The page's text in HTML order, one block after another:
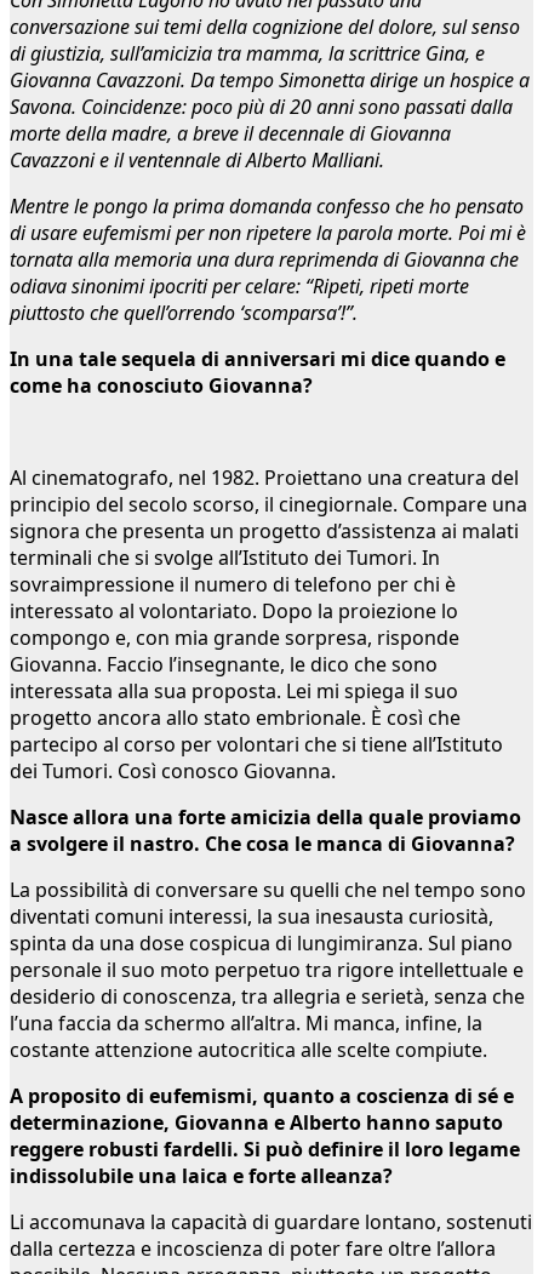
conversazione sui temi della cognizione del dolore, sul senso
di giustizia, sull’amicizia tra mamma, la scrittrice Gina, e
Giovanna Cavazzoni. Da tempo Simonetta dirige un hospice a
Savona. Coincidenze: poco più di 20 anni sono passati dalla
morte della madre, a breve il decennale di Giovanna
Cavazzoni e il ventennale di Alberto Malliani.
Mentre le pongo la prima domanda confesso che ho pensato
di usare eufemismi per non ripetere la parola morte. Poi mi è
tornata alla memoria una dura reprimenda di Giovanna che
odiava sinonimi ipocriti per celare: “Ripeti, ripeti morte
piuttosto che quell’orrendo ‘scomparsa’!”.
In una tale sequela di anniversari mi dice quando e
come ha conosciuto Giovanna?
Al cinematografo, nel 1982. Proiettano una creatura del
principio del secolo scorso, il cinegiornale. Compare una
signora che presenta un progetto d’assistenza ai malati
terminali che si svolge all’Istituto dei Tumori. In
sovraimpressione il numero di telefono per chi è
interessato al volontariato. Dopo la proiezione lo
compongo e, con mia grande sorpresa, risponde
Giovanna. Faccio l’insegnante, le dico che sono
interessata alla sua proposta. Lei mi spiega il suo
progetto ancora allo stato embrionale. È così che
partecipo al corso per volontari che si tiene all’Istituto
dei Tumori. Così conosco Giovanna.
Nasce allora una forte amicizia della quale proviamo
a svolgere il nastro. Che cosa le manca di Giovanna?
La possibilità di conversare su quelli che nel tempo sono
diventati comuni interessi, la sua inesausta curiosità,
spinta da una dose cospicua di lungimiranza. Sul piano
personale il suo moto perpetuo tra rigore intellettuale e
desiderio di conoscenza, tra allegria e serietà, senza che
l’una faccia da schermo all’altra. Mi manca, infine, la
costante attenzione autocritica alle scelte compiute.
A proposito di eufemismi, quanto a coscienza di sé e
determinazione, Giovanna e Alberto hanno saputo
reggere robusti fardelli. Si può definire il loro legame
indissolubile una laica e forte alleanza?
Li accomunava la capacità di guardare lontano, sostenuti
dalla certezza e incoscienza di poter fare oltre l’allora